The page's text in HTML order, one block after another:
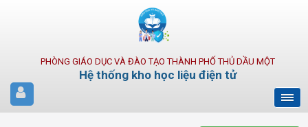
PHÒNG GIÁO DỤC VÀ ĐÀO TẠO THÀNH PHỐ THỦ DẦU MỘT
Hệ thống kho học liệu điện tử